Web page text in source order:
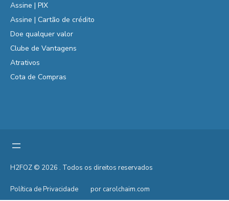
Assine | PIX
Assine | Cartão de crédito
Doe qualquer valor
Clube de Vantagens
Atrativos
Cota de Compras
H2FOZ © 2026 . Todos os direitos reservados
Política de Privacidade por carolchaim.com